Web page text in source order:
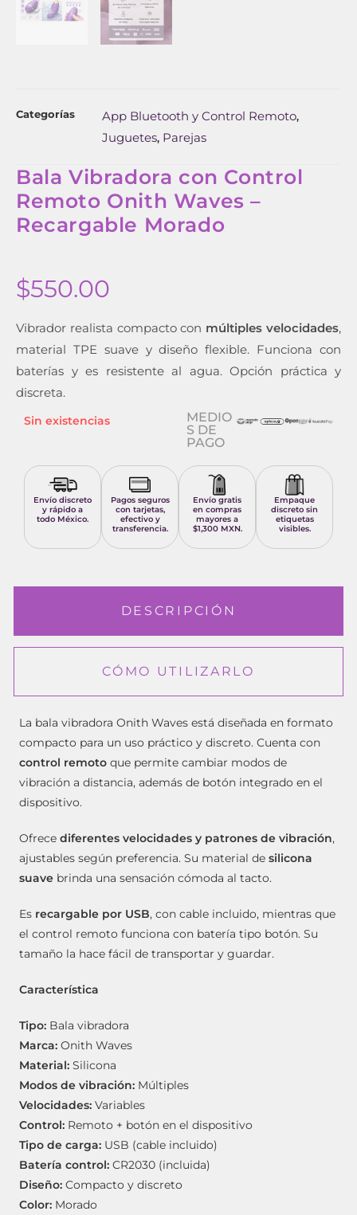
Categorías App Bluetooth y Control Remoto,
Juguetes, Parejas
Bala Vibradora con Control
Remoto Onith Waves –
Recargable Morado
$550.00
Vibrador realista compacto con múltiples velocidades,
material TPE suave y diseño flexible. Funciona con
baterías y es resistente al agua. Opción práctica y
discreta.
Sin existencias
MEDIO
S DE
PAGO
Envío discreto
y rápido a
todo México.
Pagos seguros
con tarjetas,
efectivo y
transferencia.
Envío gratis
en compras
mayores a
$1,300 MXN.
Empaque
discreto sin
etiquetas
visibles.
DESCRIPCIÓN
CÓMO UTILIZARLO
La bala vibradora Onith Waves está diseñada en formato
compacto para un uso práctico y discreto. Cuenta con
control remoto que permite cambiar modos de
vibración a distancia, además de botón integrado en el
dispositivo.
Ofrece diferentes velocidades y patrones de vibración,
ajustables según preferencia. Su material de silicona
suave brinda una sensación cómoda al tacto.
Es recargable por USB, con cable incluido, mientras que
el control remoto funciona con batería tipo botón. Su
tamaño la hace fácil de transportar y guardar.
Característica
Tipo: Bala vibradora
Marca: Onith Waves
Material: Silicona
Modos de vibración: Múltiples
Velocidades: Variables
Control: Remoto + botón en el dispositivo
Tipo de carga: USB (cable incluido)
Batería control: CR2030 (incluida)
Diseño: Compacto y discreto
Color: Morado